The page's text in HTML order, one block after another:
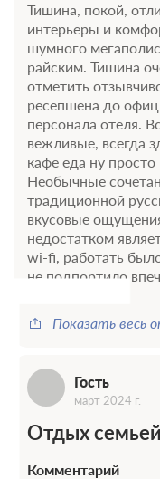
Тишина, покой,
интерьеры и
шумного
райским. Тишина
отметить
ресепшена до
персонала отеля.
вежливые, всегда
кафе еда ну
Необычные
традиционной
вкусовые
недостатком
wi-fi, работать
не подпортило
Показать весь
Гость
март 2024 г.
Отдых
Комментарий